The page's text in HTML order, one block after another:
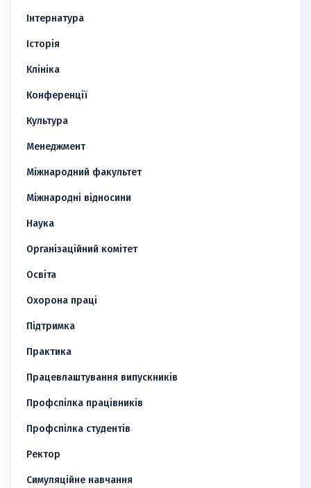
Інтернатура
Історія
Клініка
Конференції
Культура
Менеджмент
Міжнародний факультет
Міжнародні відносини
Наука
Організаційний комітет
Освіта
Охорона праці
Підтримка
Практика
Працевлаштування випускників
Профспілка працівників
Профспілка студентів
Ректор
Симуляційне навчання